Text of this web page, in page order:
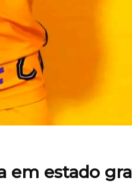
em estado